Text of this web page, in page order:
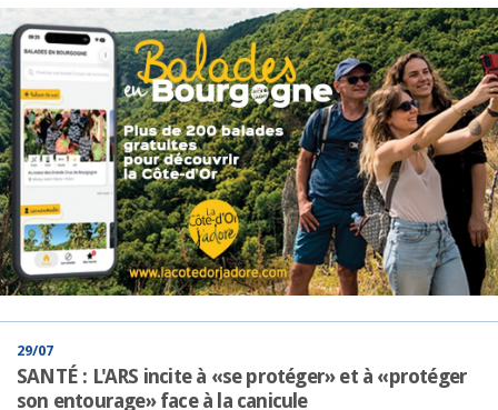
29/07
SANTÉ : L'ARS incite à «se protéger» et à «protéger
son entourage» face à la canicule